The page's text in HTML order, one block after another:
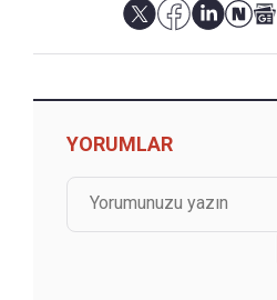
YORUMLAR